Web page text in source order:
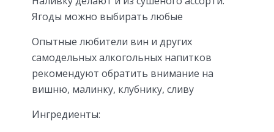
Ягоды можно выбирать любые
Опытные любители вин и других
самодельных алкогольных напитков
рекомендуют обратить внимание на
вишню, малинку, клубнику, сливу
Ингредиенты: